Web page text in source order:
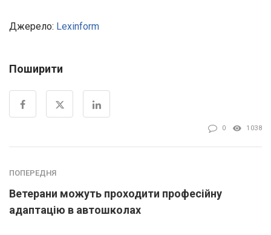
Джерело: Lexinform
Поширити
0 1038
ПОПЕРЕДНЯ
Ветерани можуть проходити професійну
адаптацію в автошколах